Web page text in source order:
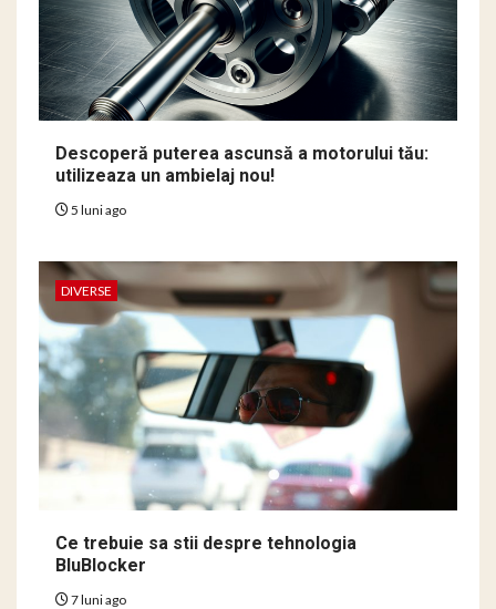
Descoperă puterea ascunsă a motorului tău:
utilizeaza un ambielaj nou!
5 luni ago
DIVERSE
Ce trebuie sa stii despre tehnologia
BluBlocker
7 luni ago